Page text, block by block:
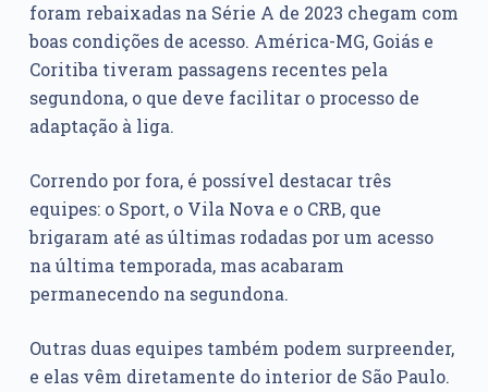
foram rebaixadas na Série A de 2023 chegam com
boas condições de acesso. América-MG, Goiás e
Coritiba tiveram passagens recentes pela
segundona, o que deve facilitar o processo de
adaptação à liga.
Correndo por fora, é possível destacar três
equipes: o Sport, o Vila Nova e o CRB, que
brigaram até as últimas rodadas por um acesso
na última temporada, mas acabaram
permanecendo na segundona.
Outras duas equipes também podem surpreender,
e elas vêm diretamente do interior de São Paulo.